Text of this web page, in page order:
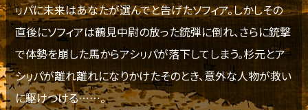
ㇼパに未来はあなたが選んでと告げたソフィア。しかしその
直後にソフィアは鶴見中尉の放った銃弾に倒れ、さらに銃撃
で体勢を崩した馬からアシㇼパが落下してしまう。杉元とア
シㇼパが離れ離れになりかけたそのとき、意外な人物が救い
に駆けつける……。